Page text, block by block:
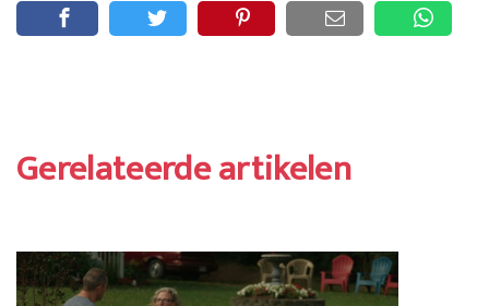
Gerelateerde artikelen